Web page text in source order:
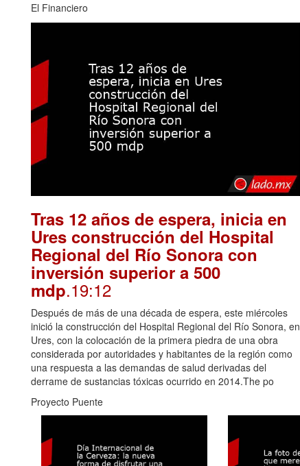
El Financiero
Tras 12 años de espera, inicia en
Ures construcción del Hospital
Regional del Río Sonora con
inversión superior a 500
mdp.19:12
Después de más de una década de espera, este miércoles
inició la construcción del Hospital Regional del Río Sonora, en
Ures, con la colocación de la primera piedra de una obra
considerada por autoridades y habitantes de la región como
una respuesta a las demandas de salud derivadas del
derrame de sustancias tóxicas ocurrido en 2014.The po
Proyecto Puente